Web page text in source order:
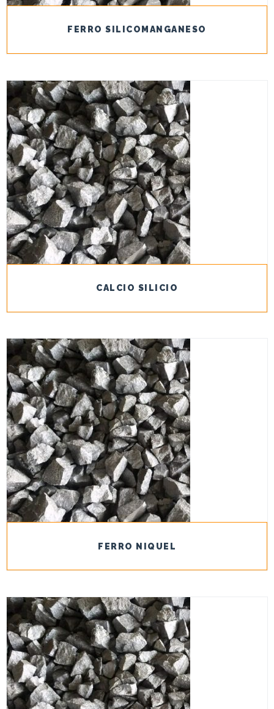
FERRO SILICOMANGANESO
CALCIO SILICIO
FERRO NIQUEL